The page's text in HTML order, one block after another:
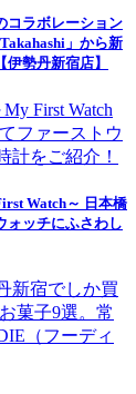
コラボレーション
」から新
勢丹新宿店】
Watch～ 日本橋
ォッチにふさわし